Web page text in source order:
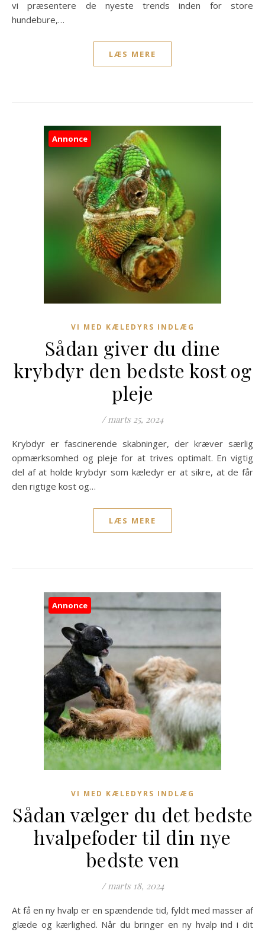
vi præsentere de nyeste trends inden for store
hundebure,…
LÆS MERE
Annonce
VI MED KÆLEDYRS INDLÆG
Sådan giver du dine
krybdyr den bedste kost og
pleje
/ marts 25, 2024
Krybdyr er fascinerende skabninger, der kræver særlig
opmærksomhed og pleje for at trives optimalt. En vigtig
del af at holde krybdyr som kæledyr er at sikre, at de får
den rigtige kost og…
LÆS MERE
Annonce
VI MED KÆLEDYRS INDLÆG
Sådan vælger du det bedste
hvalpefoder til din nye
bedste ven
/ marts 18, 2024
At få en ny hvalp er en spændende tid, fyldt med masser af
glæde og kærlighed. Når du bringer en ny hvalp ind i dit